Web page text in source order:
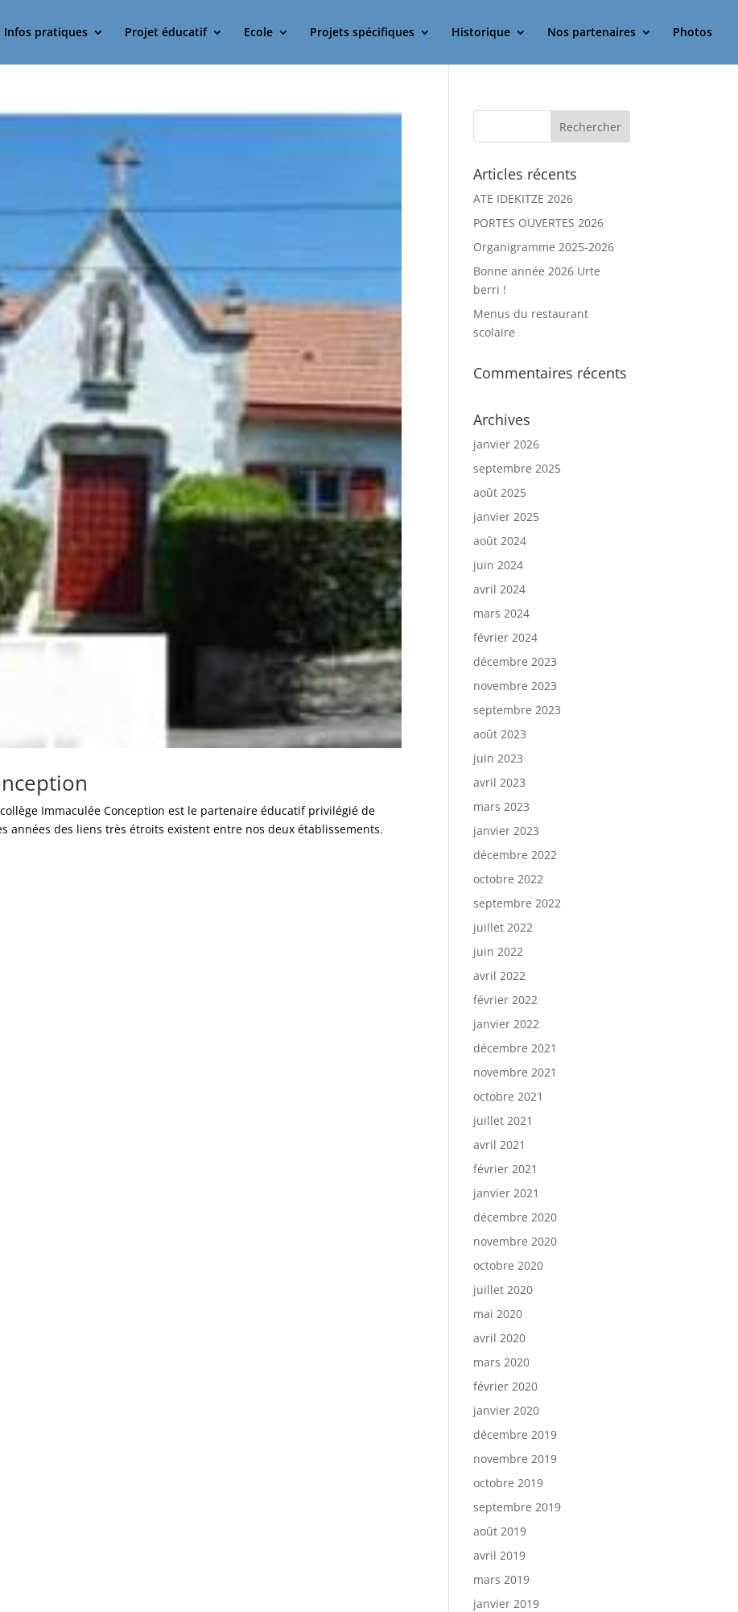
Infos pratiques Projet éducatif Ecole Projets spécifiques Historique Nos partenaires Photos
Immaculée Conception est le partenaire éducatif privilégié de
années des liens très étroits existent entre nos deux établissements.
Articles récents
ATE IDEKITZE 2026
PORTES OUVERTES 2026
Organigramme 2025-2026
Bonne année 2026 Urte
berri !
Menus du restaurant
scolaire
Commentaires récents
Archives
janvier 2026
septembre 2025
août 2025
janvier 2025
août 2024
juin 2024
avril 2024
mars 2024
février 2024
décembre 2023
novembre 2023
septembre 2023
août 2023
juin 2023
avril 2023
mars 2023
janvier 2023
décembre 2022
octobre 2022
septembre 2022
juillet 2022
juin 2022
avril 2022
février 2022
janvier 2022
décembre 2021
novembre 2021
octobre 2021
juillet 2021
avril 2021
février 2021
janvier 2021
décembre 2020
novembre 2020
octobre 2020
juillet 2020
mai 2020
avril 2020
mars 2020
février 2020
janvier 2020
décembre 2019
novembre 2019
octobre 2019
septembre 2019
août 2019
avril 2019
mars 2019
janvier 2019